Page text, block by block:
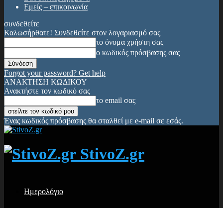
Εμείς – επικοινωνία
συνδεθείτε
Καλωσήρθατε! Συνδεθείτε στον λογαριασμό σας
το όνομα χρήστη σας
ο κωδικός πρόσβασης σας
Forgot your password? Get help
ΑΝΑΚΤΗΣΗ ΚΩΔΙΚΟΥ
Ανακτήστε τον κωδικό σας
το email σας
Ένας κωδικός πρόσβασης θα σταλθεί με e-mail σε εσάς.
StivoZ.gr
Ημερολόγιο